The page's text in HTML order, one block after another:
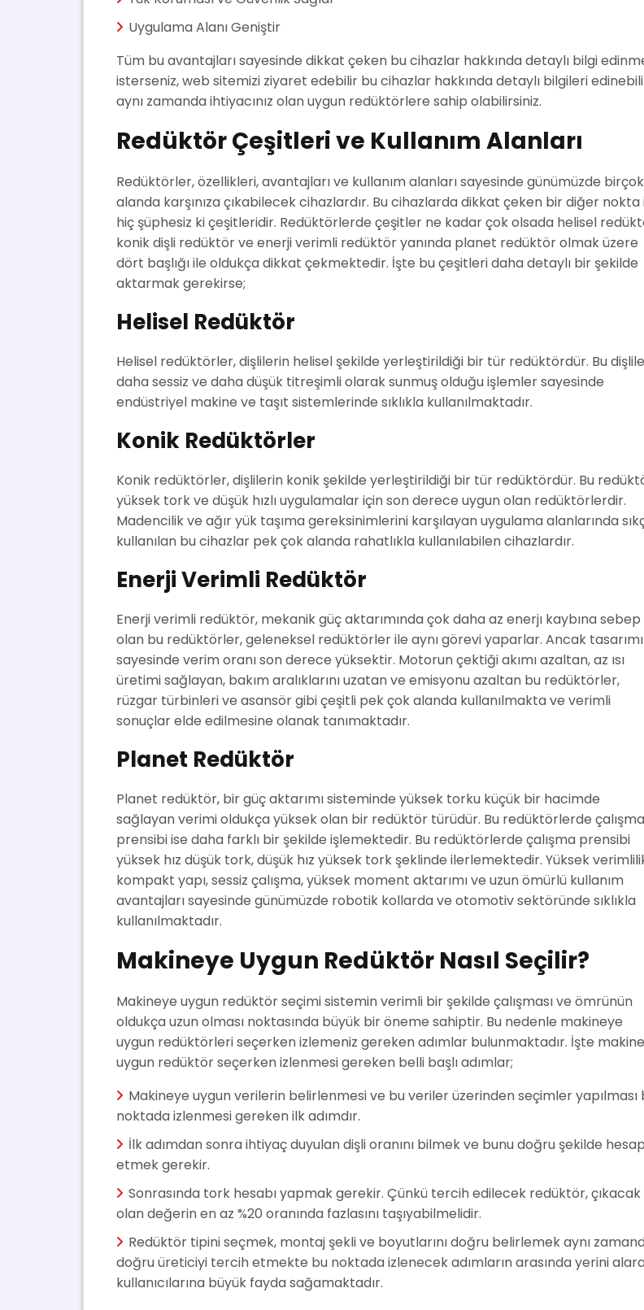
Uygulama Alanı Geniştir
Tüm bu avantajları sayesinde dikkat çeken bu cihazlar hakkında detaylı bilgi
isterseniz, web sitemizi ziyaret edebilir bu cihazlar hakkında detaylı bilgileri
aynı zamanda ihtiyacınız olan uygun redüktörlere sahip olabilirsiniz.
Redüktör Çeşitleri ve Kullanım Alanları
Redüktörler, özellikleri, avantajları ve kullanım alanları sayesinde günümüzde birçok
alanda karşınıza çıkabilecek cihazlardır. Bu cihazlarda dikkat çeken bir diğer nokta
hiç şüphesiz ki çeşitleridir. Redüktörlerde çeşitler ne kadar çok olsada helisel
konik dişli redüktör ve enerji verimli redüktör yanında planet redüktör olmak üzere
dört başlığı ile oldukça dikkat çekmektedir. İşte bu çeşitleri daha detaylı bir şekilde
aktarmak gerekirse;
Helisel Redüktör
Helisel redüktörler, dişlilerin helisel şekilde yerleştirildiği bir tür redüktördür. Bu
daha sessiz ve daha düşük titreşimli olarak sunmuş olduğu işlemler sayesinde
endüstriyel makine ve taşıt sistemlerinde sıklıkla kullanılmaktadır.
Konik Redüktörler
Konik redüktörler, dişlilerin konik şekilde yerleştirildiği bir tür redüktördür. Bu
yüksek tork ve düşük hızlı uygulamalar için son derece uygun olan redüktörlerdir.
Madencilik ve ağır yük taşıma gereksinimlerini karşılayan uygulama alanlarında
kullanılan bu cihazlar pek çok alanda rahatlıkla kullanılabilen cihazlardır.
Enerji Verimli Redüktör
Enerji verimli redüktör, mekanik güç aktarımında çok daha az enerjı kaybına sebep
olan bu redüktörler, geleneksel redüktörler ile aynı görevi yaparlar. Ancak tasarımı
sayesinde verim oranı son derece yüksektir. Motorun çektiği akımı azaltan, az ısı
üretimi sağlayan, bakım aralıklarını uzatan ve emisyonu azaltan bu redüktörler,
rüzgar türbinleri ve asansör gibi çeşitli pek çok alanda kullanılmakta ve verimli
sonuçlar elde edilmesine olanak tanımaktadır.
Planet Redüktör
Planet redüktör, bir güç aktarımı sisteminde yüksek torku küçük bir hacimde
sağlayan verimi oldukça yüksek olan bir redüktör türüdür. Bu redüktörlerde çalışma
prensibi ise daha farklı bir şekilde işlemektedir. Bu redüktörlerde çalışma prensibi
yüksek hız düşük tork, düşük hız yüksek tork şeklinde ilerlemektedir. Yüksek
kompakt yapı, sessiz çalışma, yüksek moment aktarımı ve uzun ömürlü kullanım
avantajları sayesinde günümüzde robotik kollarda ve otomotiv sektöründe sıklıkla
kullanılmaktadır.
Makineye Uygun Redüktör Nasıl Seçilir?
Makineye uygun redüktör seçimi sistemin verimli bir şekilde çalışması ve ömrünün
oldukça uzun olması noktasında büyük bir öneme sahiptir. Bu nedenle makineye
uygun redüktörleri seçerken izlemeniz gereken adımlar bulunmaktadır. İşte
uygun redüktör seçerken izlenmesi gereken belli başlı adımlar;
Makineye uygun verilerin belirlenmesi ve bu veriler üzerinden seçimler yapılması
noktada izlenmesi gereken ilk adımdır.
İlk adımdan sonra ihtiyaç duyulan dişli oranını bilmek ve bunu doğru şekilde hesap
etmek gerekir.
Sonrasında tork hesabı yapmak gerekir. Çünkü tercih edilecek redüktör, çıkacak
olan değerin en az %20 oranında fazlasını taşıyabilmelidir.
Redüktör tipini seçmek, montaj şekli ve boyutlarını doğru belirlemek aynı
doğru üreticiyi tercih etmekte bu noktada izlenecek adımların arasında yerini
kullanıcılarına büyük fayda sağamaktadır.